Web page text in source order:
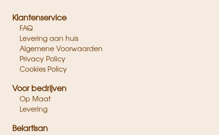
Klantenservice
FAQ
Levering aan huis
Algemene Voorwaarden
Privacy Policy
Cookies Policy
Voor bedrijven
Op Maat
Levering
Belartisan